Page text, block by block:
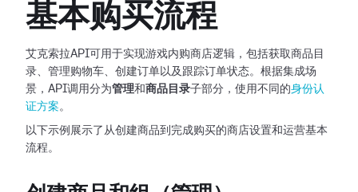
基本购买流程
艾克索拉API可用于实现游戏内购商店逻辑，包括获取商品目
录、管理购物车、创建订单以及跟踪订单状态。根据集成场
景，API调用分为管理和 商品目录子部分，使用不同的身份认
证方案。
以下示例展示了从创建商品到完成购买的商店设置和运营基本
流程。